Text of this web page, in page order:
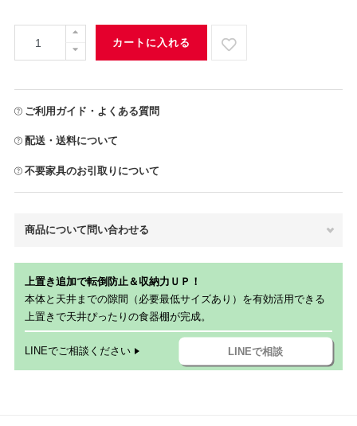
カートに入れる
ご利用ガイド・よくある質問
配送・送料について
不要家具のお引取りについて
商品について問い合わせる
上置き追加で転倒防止＆収納力ＵＰ！
本体と天井までの隙間（必要最低サイズあり）を有効活用できる
上置きで天井ぴったりの食器棚が完成。
LINEでご相談ください LINEで相談